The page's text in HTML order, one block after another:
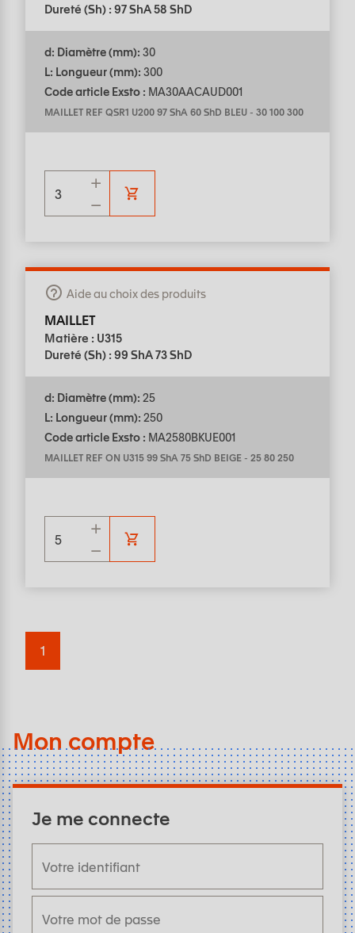
Dureté (Sh) : 97 ShA 58 ShD
d: Diamètre (mm): 30
L: Longueur (mm): 300
Code article Exsto : MA30AACAUD001
MAILLET REF QSR1 U200 97 ShA 60 ShD BLEU - 30 100 300
Aide au choix des produits
MAILLET
Matière : U315
Dureté (Sh) : 99 ShA 73 ShD
d: Diamètre (mm): 25
L: Longueur (mm): 250
Code article Exsto : MA2580BKUE001
MAILLET REF ON U315 99 ShA 75 ShD BEIGE - 25 80 250
1
Mon compte
Je me connecte